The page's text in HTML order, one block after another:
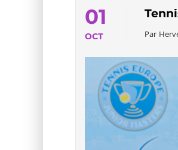
01
OCT Par